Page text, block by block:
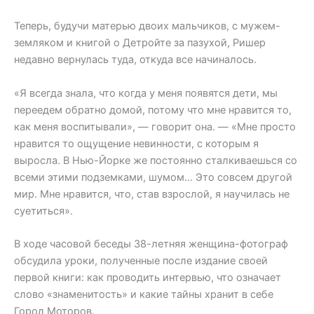
Теперь, будучи матерью двоих мальчиков, с мужем-
земляком и книгой о Детройте за пазухой, Ришер
недавно вернулась туда, откуда все начиналось.
«Я всегда знала, что когда у меня появятся дети, мы
переедем обратно домой, потому что мне нравится то,
как меня воспитывали», — говорит она. — «Мне просто
нравится то ощущение невинности, с которым я
выросла. В Нью-Йорке же постоянно сталкиваешься со
всеми этими подземками, шумом… Это совсем другой
мир. Мне нравится, что, став взрослой, я научилась не
суетиться».
В ходе часовой беседы 38-летняя женщина-фотограф
обсудила уроки, полученные после издание своей
первой книги: как проводить интервью, что означает
слово «знаменитость» и какие тайны хранит в себе
Город Моторов.